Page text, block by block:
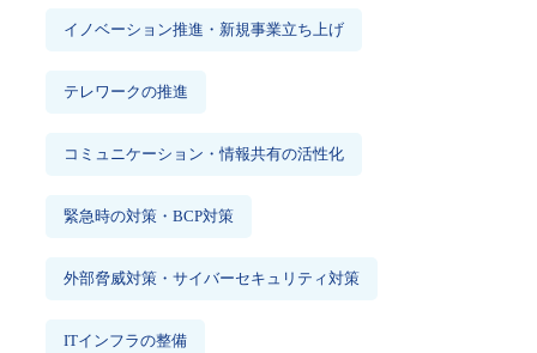
イノベーション推進・新規事業立ち上げ
テレワークの推進
コミュニケーション・情報共有の活性化
緊急時の対策・BCP対策
外部脅威対策・サイバーセキュリティ対策
ITインフラの整備